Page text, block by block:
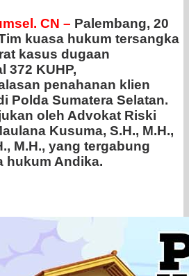
CN – Palembang, 20
kuasa hukum tersangka
kasus dugaan
372 KUHP,
penahanan klien
Polda Sumatera Selatan.
oleh Advokat Riski
Kusuma, S.H., M.H.,
M.H., yang tergabung
hukum Andika.